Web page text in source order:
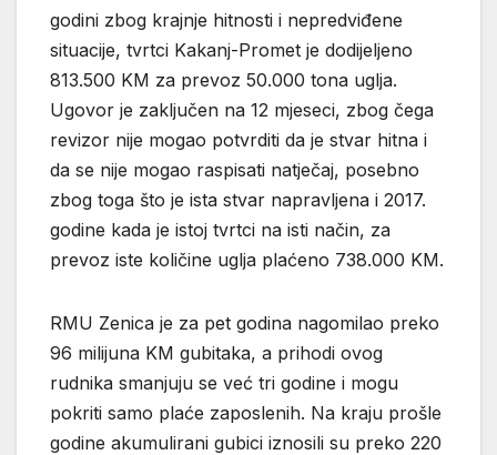
godini zbog krajnje hitnosti i nepredviđene
situacije, tvrtci Kakanj-Promet je dodijeljeno
813.500 KM za prevoz 50.000 tona uglja.
Ugovor je zaključen na 12 mjeseci, zbog čega
revizor nije mogao potvrditi da je stvar hitna i
da se nije mogao raspisati natječaj, posebno
zbog toga što je ista stvar napravljena i 2017.
godine kada je istoj tvrtci na isti način, za
prevoz iste količine uglja plaćeno 738.000 KM.
RMU Zenica je za pet godina nagomilao preko
96 milijuna KM gubitaka, a prihodi ovog
rudnika smanjuju se već tri godine i mogu
pokriti samo plaće zaposlenih. Na kraju prošle
godine akumulirani gubici iznosili su preko 220